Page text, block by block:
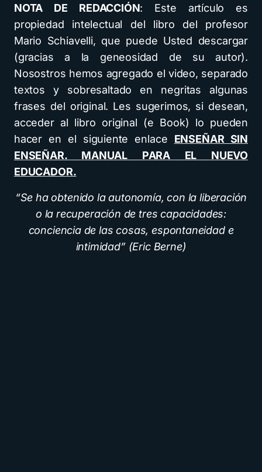
NOTA DE REDACCIÓN: Este artículo es
propiedad intelectual del libro del profesor
Mario Schiavelli, que puede Usted descargar
(gracias a la geneosidad de su autor).
Nosostros hemos agregado el video, separado
textos y sobresaltado en negritas algunas
frases del original. Les sugerimos, si desean,
acceder al libro original (e Book) lo pueden
hacer en el siguiente enlace ENSEÑAR SIN
ENSEÑAR. MANUAL PARA EL NUEVO
EDUCADOR.
“Se ha obtenido la autonomía, con la liberación
o la recuperación de tres capacidades:
conciencia de las cosas, espontaneidad e
intimidad” (Eric Berne)